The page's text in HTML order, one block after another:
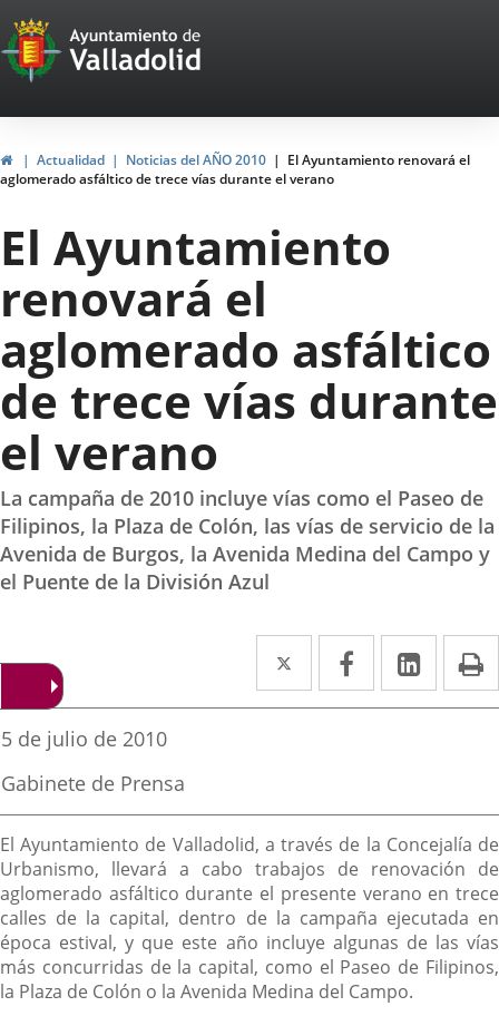
Portal
Web
del
Ayuntamiento
de
Valladolid
HomeActualidad Noticias del AÑO 2010
El Ayuntamiento renovará el
aglomerado asfáltico de trece vías durante el verano
El Ayuntamiento
renovará el
aglomerado asfáltico
de trece vías durante
el verano
La campaña de 2010 incluye vías como el Paseo de
Filipinos, la Plaza de Colón, las vías de servicio de la
Avenida de Burgos, la Avenida Medina del Campo y
el Puente de la División Azul
Twitter
Enlace
a
externa.
Facebook
Enlace
a
externa.
Enlace
a
Fecha
la
noticia
5 de julio de 2010
Fuente
la
noticia
Gabinete de Prensa
Descripción
El Ayuntamiento de Valladolid, a través de la Concejalía de
Urbanismo, llevará a cabo trabajos de renovación de
aglomerado asfáltico durante el presente verano en trece
calles de la capital, dentro de la campaña ejecutada en
época estival, y que este año incluye algunas de las vías
más concurridas de la capital, como el Paseo de Filipinos,
la Plaza de Colón o la Avenida Medina del Campo.